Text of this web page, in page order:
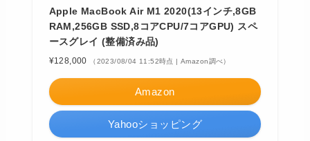
Apple MacBook Air M1 2020(13インチ,8GB
RAM,256GB SSD,8コアCPU/7コアGPU) スペ
ースグレイ (整備済み品)
¥128,000 （2023/08/04 11:52時点 | Amazon調べ）
Amazon
Yahooショッピング